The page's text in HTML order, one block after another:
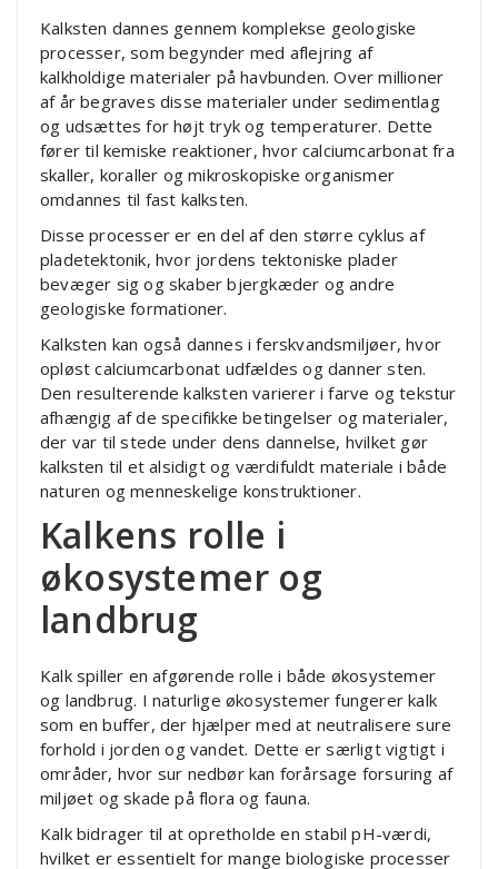
Kalksten dannes gennem komplekse geologiske
processer, som begynder med aflejring af
kalkholdige materialer på havbunden. Over millioner
af år begraves disse materialer under sedimentlag
og udsættes for højt tryk og temperaturer. Dette
fører til kemiske reaktioner, hvor calciumcarbonat fra
skaller, koraller og mikroskopiske organismer
omdannes til fast kalksten.
Disse processer er en del af den større cyklus af
pladetektonik, hvor jordens tektoniske plader
bevæger sig og skaber bjergkæder og andre
geologiske formationer.
Kalksten kan også dannes i ferskvandsmiljøer, hvor
opløst calciumcarbonat udfældes og danner sten.
Den resulterende kalksten varierer i farve og tekstur
afhængig af de specifikke betingelser og materialer,
der var til stede under dens dannelse, hvilket gør
kalksten til et alsidigt og værdifuldt materiale i både
naturen og menneskelige konstruktioner.
Kalkens rolle i
økosystemer og
landbrug
Kalk spiller en afgørende rolle i både økosystemer
og landbrug. I naturlige økosystemer fungerer kalk
som en buffer, der hjælper med at neutralisere sure
forhold i jorden og vandet. Dette er særligt vigtigt i
områder, hvor sur nedbør kan forårsage forsuring af
miljøet og skade på flora og fauna.
Kalk bidrager til at opretholde en stabil pH-værdi,
hvilket er essentielt for mange biologiske processer